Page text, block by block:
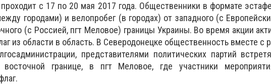
с 17 по 20 мая 2017 года. Общественники в формате
городами) и велопробег (в городах) от западного (с
(с Россией, пгт Меловое) границы Украины. Во время акции
из области в область. В Северодонецке общественность вместе с
представителями политических партий
границе, в пгт Меловое, где участники